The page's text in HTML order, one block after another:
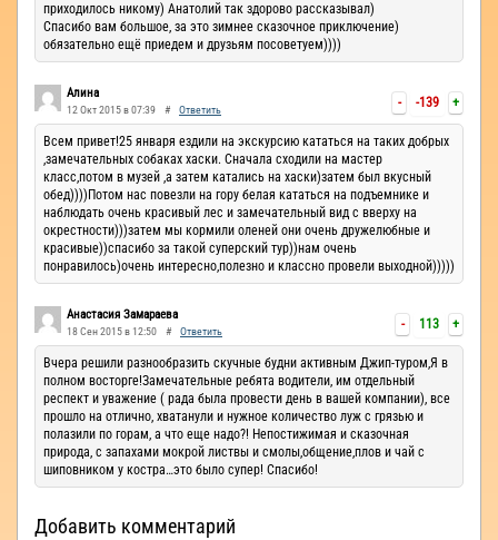
приходилось никому) Анатолий так здорово рассказывал)
Спасибо вам большое, за это зимнее сказочное приключение)
обязательно ещё приедем и друзьям посоветуем))))
- -139 +
Алина
12 Окт 2015 в 07:39 # Ответить
Всем привет!25 января ездили на экскурсию кататься на таких добрых
,замечательных собаках хаски. Сначала сходили на мастер
класс,потом в музей ,а затем катались на хаски)затем был вкусный
обед))))Потом нас повезли на гору белая кататься на подъемнике и
наблюдать очень красивый лес и замечательный вид с вверху на
окрестности)))затем мы кормили оленей они очень дружелюбные и
красивые))спасибо за такой суперский тур))нам очень
понравилось)очень интересно,полезно и классно провели выходной)))))
- 113 +
Анастасия Замараева
18 Сен 2015 в 12:50 # Ответить
Вчера решили разнообразить скучные будни активным Джип-туром,Я в
полном восторге!Замечательные ребята водители, им отдельный
респект и уважение ( рада была провести день в вашей компании), все
прошло на отлично, хватанули и нужное количество луж с грязью и
полазили по горам, а что еще надо?! Непостижимая и сказочная
природа, с запахами мокрой листвы и смолы,общение,плов и чай с
шиповником у костра…это было супер! Спасибо!
Добавить комментарий